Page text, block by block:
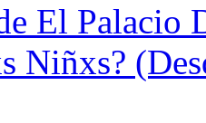
El Palacio
Niñxs?